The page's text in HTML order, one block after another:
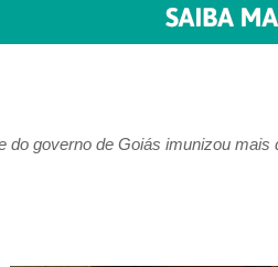
do governo de Goiás imunizou